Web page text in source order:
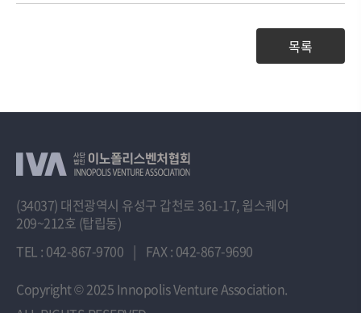
목록
(34037) 대전광역시 유성구 갑천로 361-17, 윕스퀘어
209~212호 (탑립동)
TEL : 042-867-9700 | FAX : 042-867-9690
Copyright© 2025 Innopolis Venture Association.